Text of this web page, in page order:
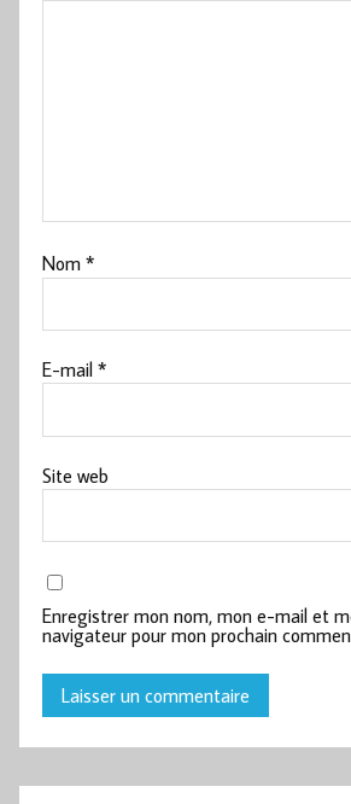
Nom*
E-mail*
Site web
Enregistrer mon nom, mon e-mail et
navigateur pour mon prochain